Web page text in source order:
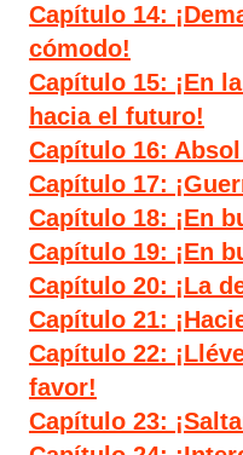
Capítulo 14:
cómodo!
Capítulo 15: ¡En
hacia el futuro!
Capítulo 16:
Capítulo 17:
Capítulo 18: ¡En
Capítulo 19: ¡En
Capítulo 20: ¡La
Capítulo 21:
Capítulo 22:
favor!
Capítulo 23: